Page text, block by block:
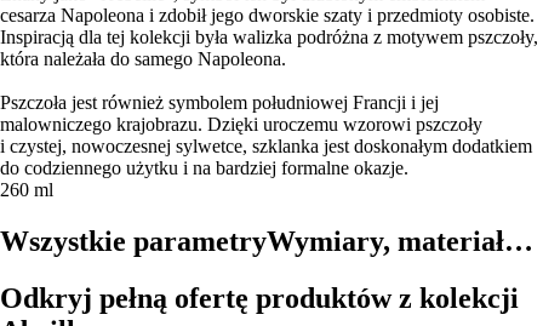
cesarza Napoleona i zdobił jego dworskie szaty i przedmioty osobiste.
Inspiracją dla tej kolekcji była walizka podróżna z motywem pszczoły,
która należała do samego Napoleona.
Pszczoła jest również symbolem południowej Francji i jej
malowniczego krajobrazu. Dzięki uroczemu wzorowi pszczoły
i czystej, nowoczesnej sylwetce, szklanka jest doskonałym dodatkiem
do codziennego użytku i na bardziej formalne okazje.
260 ml
Wszystkie parametryWymiary, materiał…
Odkryj pełną ofertę produktów z kolekcji